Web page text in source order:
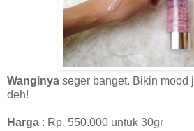
Wanginya seger banget. Bikin mood
deh!
Harga : Rp. 550.000 untuk 30gr